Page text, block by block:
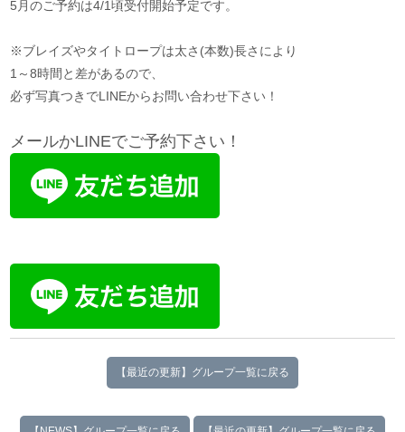
5月のご予約は4/1頃受付開始予定です。
※ブレイズやタイトロープは太さ(本数)長さにより
1～8時間と差があるので、
必ず写真つきでLINEからお問い合わせ下さい！
メールかLINEでご予約下さい！
【最近の更新】グループ一覧に戻る